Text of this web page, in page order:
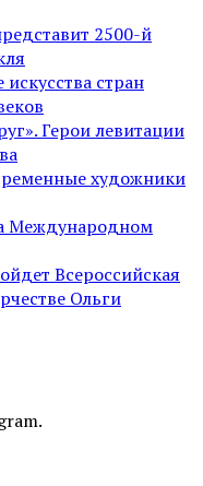
2500-й
стран
Герои левитации
художники
Международном
Всероссийская
Ольги